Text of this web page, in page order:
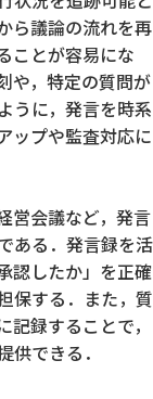
ら議論の流れを再
ことが容易にな
や，特定の質問が
うに，発言を時系
ップや監査対応に
営会議など，発言
ある．発言録を活
認したか」を正確
保する．また，質
録することで，
できる．